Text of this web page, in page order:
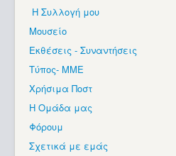
Βρίσκεστε εδώ:
Η Συλλογή μου
Μουσείο
Εκθέσεις - Συναντήσεις
Τύπος- ΜΜΕ
Χρήσιμα Ποστ
Η Ομάδα μας
Φόρουμ
Σχετικά με εμάς